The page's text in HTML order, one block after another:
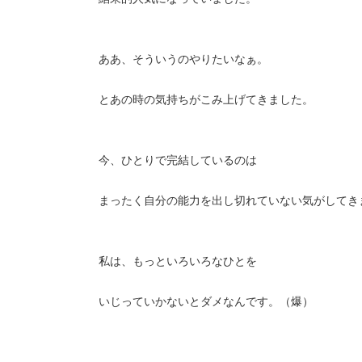
ああ、そういうのやりたいなぁ。
とあの時の気持ちがこみ上げてきました。
今、ひとりで完結しているのは
まったく自分の能力を出し切れていない気がして
私は、もっといろいろなひとを
いじっていかないとダメなんです。（爆）